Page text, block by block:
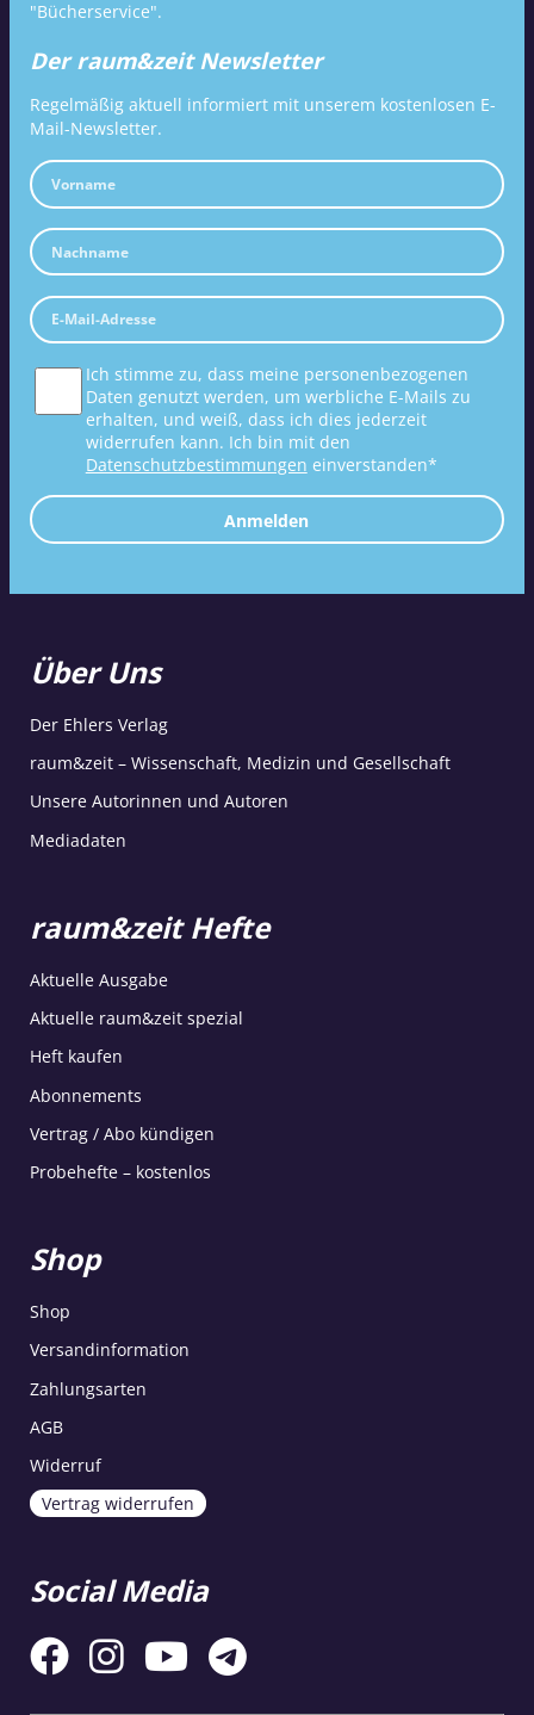
"Bücherservice".
Der raum&zeit Newsletter
Regelmäßig aktuell informiert mit unserem kostenlosen E-
Mail-Newsletter.
Ich stimme zu, dass meine personenbezogenen
Daten genutzt werden, um werbliche E-Mails zu
erhalten, und weiß, dass ich dies jederzeit
widerrufen kann. Ich bin mit den
Datenschutzbestimmungen einverstanden*
Anmelden
Über Uns
Der Ehlers Verlag
raum&zeit – Wissenschaft, Medizin und Gesellschaft
Unsere Autorinnen und Autoren
Mediadaten
raum&zeit Hefte
Aktuelle Ausgabe
Aktuelle raum&zeit spezial
Heft kaufen
Abonnements
Vertrag / Abo kündigen
Probehefte – kostenlos
Shop
Shop
Versandinformation
Zahlungsarten
AGB
Widerruf
Vertrag widerrufen
Social Media